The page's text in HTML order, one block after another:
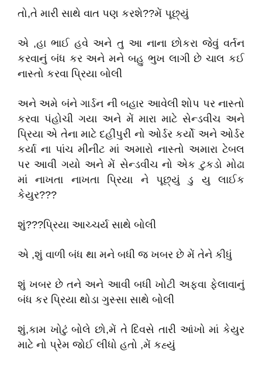
તો,તે મારી સાથે વાત પણ કરશે??મેં પૂછ્યું
એ ,હા ભાઈ હવે અને તુ આ નાના છોકરા જેવું વર્તન
કરવાનું બંધ કર અને મને બહુ ભુખ લાગી છે ચાલ કઈ
નાસ્તો કરવા પ્રિયા બોલી
અને અમે બંને ગાર્ડન ની બહાર આવેલી શોપ પર નાસ્તો
કરવા પંહોચી ગયા અને મેં મારા માટે સેન્ડવીચ અને
પ્રિયા એ તેના માટે દહીંપુરી નો ઓર્ડર કર્યો અને ઓર્ડર
કર્યા ના પાંચ મીનીટ માં અમારો નાસ્તો અમારા ટેબલ
પર આવી ગયો અને મેં સેન્ડવીચ નો એક ટુકડો મોઢા
માં નાખતા નાખતા પ્રિયા ને પૂછ્યું ડુ યુ લાઈક
કેયુર???
શું???પ્રિયા આચ્ચર્ય સાથે બોલી
એ ,શું વાળી બંધ થા મને બધી જ ખબર છે મેં તેને કીધું
શું ખબર છે તને અને આવી બધી ખોટી અફવા ફેલાવાનું
બંધ કર પ્રિયા થોડા ગુસ્સા સાથે બોલી
શું,કામ ખોટું બોલે છો,મેં તે દિવસે તારી આંખો માં કેયુર
માટે નો પ્રેમ જોઈ લીધો હતો ,મેં કહ્યું